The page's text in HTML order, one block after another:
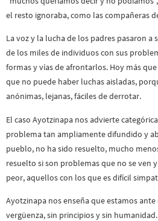
el resto ignoraba, como las compañeras
La voz y la lucha de los padres pasaron
de los miles de individuos con sus
formas y vías de afrontarlos. Hoy más
que no puede haber luchas aisladas,
anónimas, lejanas, fáciles de derrotar.
El caso Ayotzinapa nos advierte
problema tan ampliamente difundido y
pueblo, no ha sido resuelto, mucho
resuelto si son problemas que no se ven
peor, aquellos con los que es difícil
Ayotzinapa nos enseña que estamos
vergüenza, sin principios y sin